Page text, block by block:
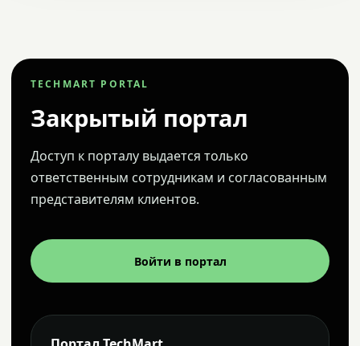
TECHMART PORTAL
Закрытый портал
Доступ к порталу выдается только
ответственным сотрудникам и согласованным
представителям клиентов.
Войти в портал